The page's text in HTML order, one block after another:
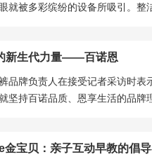
就被多彩缤纷的设备所吸引。整
新生代力量——百诺恩
品牌负责人在接受记者采访时表
坚持百诺品质、恩享生活的品牌
宝贝：亲子互动早教的倡